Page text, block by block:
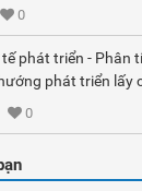
0
phát triển - Phân
phát triển lấy
0